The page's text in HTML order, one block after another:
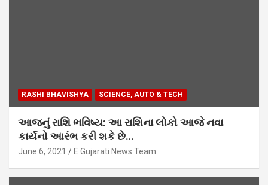
RASHI BHAVISHYA SCIENCE, AUTO & TECH
આજનું રાશિ ભવિષ્ય: આ રાશિના લોકો આજે નવા
કાર્યનો આરંભ કરી શકે છે…
June 6, 2021 E Gujarati News Team